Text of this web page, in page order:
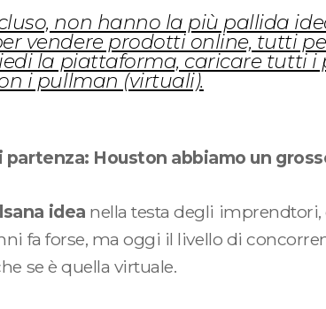
non hanno la più pallida
vendere prodotti online, tutti
la piattaforma, caricare tutti i
i pullman (virtuali).
partenza: Houston abbiamo un
idea nella testa degli imprendtori,
fa forse, ma oggi il livello di
se è quella virtuale.